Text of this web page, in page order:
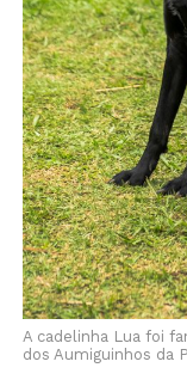
A cadelinha Lua foi
dos Aumiguinhos da